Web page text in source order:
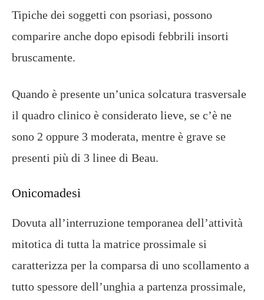
Tipiche dei soggetti con psoriasi, possono
comparire anche dopo episodi febbrili insorti
bruscamente.
Quando è presente un’unica solcatura trasversale
il quadro clinico è considerato lieve, se c’è ne
sono 2 oppure 3 moderata, mentre è grave se
presenti più di 3 linee di Beau.
Onicomadesi
Dovuta all’interruzione temporanea dell’attività
mitotica di tutta la matrice prossimale si
caratterizza per la comparsa di uno scollamento a
tutto spessore dell’unghia a partenza prossimale,